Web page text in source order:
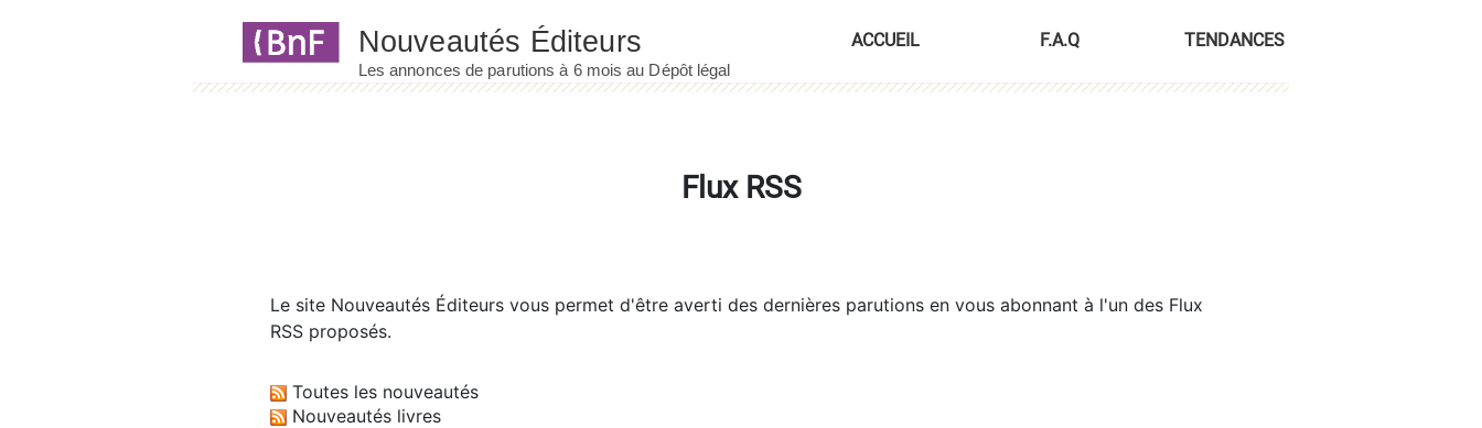
ACCUEIL F.A.Q TENDANCES
Flux RSS
Le site Nouveautés Éditeurs vous permet d'être averti des dernières parutions en vous abonnant à l'un des Flux
RSS proposés.
Toutes les nouveautés
Nouveautés livres